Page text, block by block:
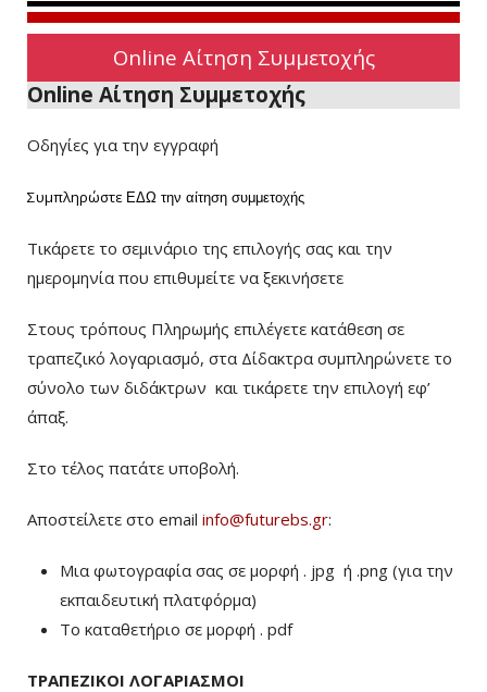
Online Αίτηση Συμμετοχής
Online Αίτηση Συμμετοχής
Οδηγίες για την εγγραφή
Συμπληρώστε ΕΔΩ την αίτηση συμμετοχής
Τικάρετε το σεμινάριο της επιλογής σας και την
ημερομηνία που επιθυμείτε να ξεκινήσετε
Στους τρόπους Πληρωμής επιλέγετε κατάθεση σε
τραπεζικό λογαριασμό, στα Δίδακτρα συμπληρώνετε το
σύνολο των διδάκτρων και τικάρετε την επιλογή εφ’
άπαξ.
Στο τέλος πατάτε υποβολή.
Αποστείλετε στο email info@futurebs.gr:
Μια φωτογραφία σας σε μορφή . jpg ή .png (για την
εκπαιδευτική πλατφόρμα)
To καταθετήριο σε μορφή . pdf
ΤΡΑΠΕΖΙΚΟΙ ΛΟΓΑΡΙΑΣΜΟΙ